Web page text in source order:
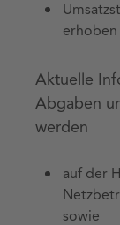
erhoben
Aktuelle
Abgaben
werden
auf der
sowie